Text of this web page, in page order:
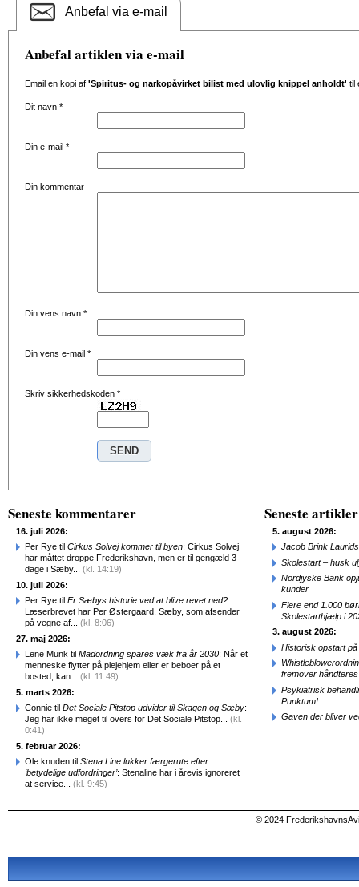
Anbefal via e-mail
Anbefal artiklen via e-mail
Email en kopi af 'Spiritus- og narkopåvirket bilist med ulovlig knippel anholdt' til
Dit navn *
Din e-mail *
Din kommentar
Din vens navn *
Din vens e-mail *
Skriv sikkerhedskoden *
Seneste kommentarer
16. juli 2026:
Per Rye til Cirkus Solvej kommer til byen: Cirkus Solvej
har måttet droppe Frederikshavn, men er til gengæld 3
dage i Sæby... (kl. 14:19)
10. juli 2026:
Per Rye til Er Sæbys historie ved at blive revet ned?:
Læserbrevet har Per Østergaard, Sæby, som afsender
på vegne af... (kl. 8:06)
27. maj 2026:
Lene Munk til Madordning spares væk fra år 2030: Når et
menneske flytter på plejehjem eller er beboer på et
bosted, kan... (kl. 11:49)
5. marts 2026:
Connie til Det Sociale Pitstop udvider til Skagen og Sæby:
Jeg har ikke meget til overs for Det Sociale Pitstop... (kl.
0:41)
5. februar 2026:
Ole knuden til Stena Line lukker færgerute efter
‘betydelige udfordringer’: Stenaline har i årevis ignoreret
at service... (kl. 9:45)
Seneste artikler
5. august 2026:
Jacob Brink
Skolestart – husk
Nordjyske Bank
kunder
Flere end 1.000
Skolestarthjælp i
3. august 2026:
Historisk opstart
fremover
Psykiatrisk
Punktum!
Gaven der bliver
© 2024